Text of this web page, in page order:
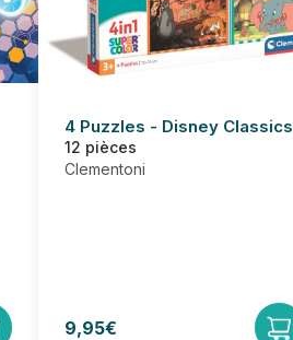
4 Puzzles - Disney Classics
12 pièces
Clementoni
9,95€